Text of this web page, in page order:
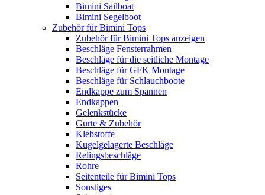
Bimini Sailboat
Bimini Segelboot
Zubehör für Bimini Tops
Zubehör für Bimini Tops anzeigen
Beschläge Fensterrahmen
Beschläge für die seitliche Montage
Beschläge für GFK Montage
Beschläge für Schlauchboote
Endkappe zum Spannen
Endkappen
Gelenkstücke
Gurte & Zubehör
Klebstoffe
Kugelgelagerte Beschläge
Relingsbeschläge
Rohre
Seitenteile für Bimini Tops
Sonstiges